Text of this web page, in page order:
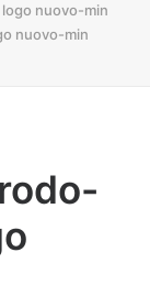
nuovo-min
nuovo-min